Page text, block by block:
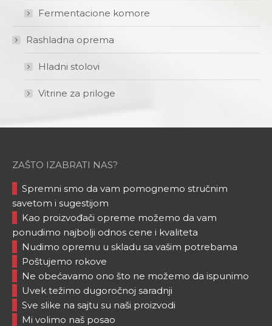
Fermentacione komore
Rashladna oprema
Hladni stolovi
Vitrine za priloge
ZAŠTO IZABRATI NAS?
Spremni smo da vam pomognemo stručnim
savetom i sugestijom
Kao proizvođači opreme možemo da vam
ponudimo najbolji odnos cene i kvaliteta
Nudimo opremu u skladu sa vašim potrebama
Poštujemo rokove
Ne obećavamo ono što ne možemo da ispunimo
Uvek težimo dugoročnoj saradnji
Sve slike na sajtu su naši proizvodi
Mi volimo naš posao